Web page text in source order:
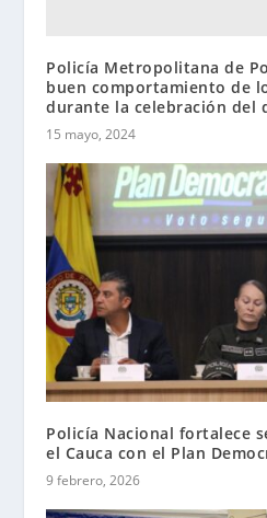
Policía Metropolitana de
buen comportamiento de
durante la celebración del
15 mayo, 2024
Policía Nacional fortalece
el Cauca con el Plan
9 febrero, 2026